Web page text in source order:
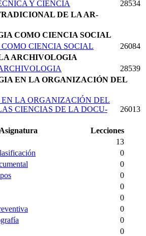
Y CIENCIA
28534
DE LA AR­
COMO CIENCIA SOCIAL
CIENCIA SOCIAL
26084
ARCHIVOLOGIA
28539
EN LA ORGANIZACIÓN DEL
LA ORGANIZACIÓN DEL
CIENCIAS DE LA DOCU­
26013
Asignatura
Lecciones
13
0
0
0
0
0
0
0
0